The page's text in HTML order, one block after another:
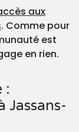
aux
. Comme pour
est
en rien.
:
Jassans-